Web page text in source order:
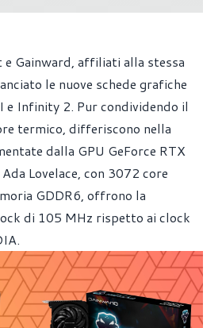
e Gainward, affiliati alla stessa
le nuove schede grafiche
e Infinity 2. Pur condividendo il
termico, differiscono nella
dalla GPU GeForce RTX
Lovelace, con 3072 core
GDDR6, offrono la
di 105 MHz rispetto ai clock